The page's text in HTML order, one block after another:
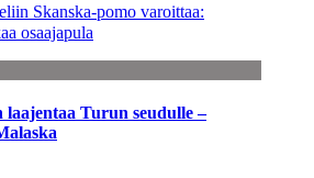
Skanska-pomo varoittaa:
osaajapula
laajentaa Turun seudulle –